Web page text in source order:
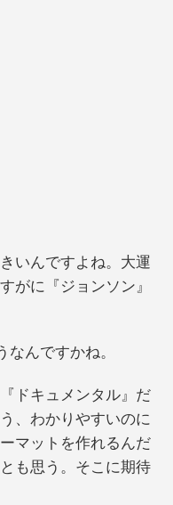
いんですよね。大運
がに『ジョンソン』
んですかね。
ドキュメンタル』だ
、わかりやすいのに
マットを作れるんだ
も思う。そこに期待